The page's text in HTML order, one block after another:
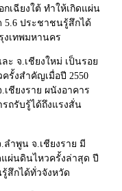
เฉียงใต้ ทำให้เกิดแผ่น
5.6 ประชาชนรู้สึกได้
งเทพมหานคร
ะ จ.เชียงใหม่ เป็นรอย
รั้งสำคัญเมื่อปี 2550
ชียงราย ผนังอาคาร
ถรับรู้ได้ถึงแรงสั่น
ลำพูน จ.เชียงราย มี
แผ่นดินไหวครั้งล่าสุด ปี
สึกได้ทั่วจังหวัด